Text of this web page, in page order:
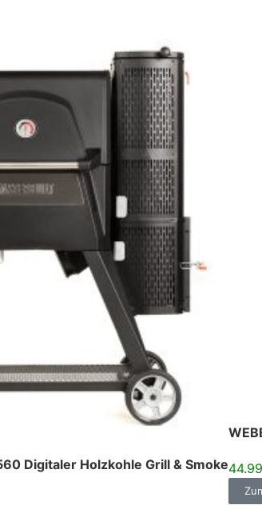
Digitaler Holzkohle Grill & Smoke